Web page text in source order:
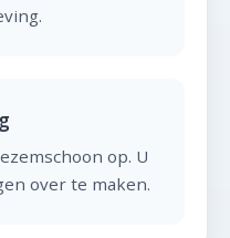
op. U
over te maken.